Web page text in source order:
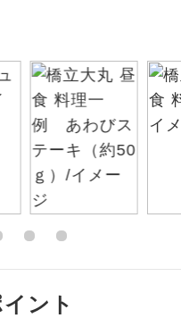
ント
泊するコースです。
に露天風呂が付いていま
に大浴場が付いています。
が付いていますので、お食
ません。（機内食を除